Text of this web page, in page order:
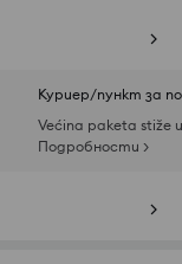
Куриер/пункт за
Većina paketa stiže
Подробности >